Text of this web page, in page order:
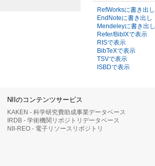
RefWorksに書き出し
EndNoteに書き出し
Mendeleyに書き出し
Refer/BibIXで表示
RISで表示
BibTeXで表示
TSVで表示
ISBDで表示
NIIのコンテンツサービス
KAKEN - 科学研究費助成事業データベース
IRDB - 学術機関リポジトリデータベース
NII-REO - 電子リソースリポジトリ